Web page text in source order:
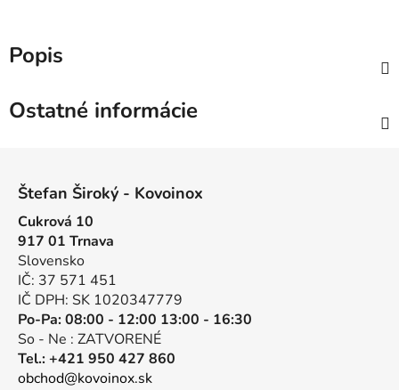
Popis
Ostatné informácie
Štefan Široký - Kovoinox
Cukrová 10
917 01 Trnava
Slovensko
IČ: 37 571 451
IČ DPH: SK 1020347779
Po-Pa: 08:00 - 12:00 13:00 - 16:30
So - Ne : ZATVORENÉ
Tel.: +421 950 427 860
obchod@kovoinox.sk